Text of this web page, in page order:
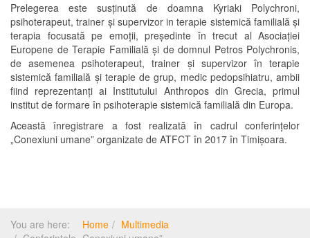
Prelegerea este susținută de doamna Kyriaki Polychroni,
psihoterapeut, trainer și supervizor in terapie sistemică familială și
terapia focusată pe emoții, președinte în trecut al Asociației
Europene de Terapie Familială și de domnul Petros Polychronis,
de asemenea psihoterapeut, trainer și supervizor în terapie
sistemică familială și terapie de grup, medic pedopsihiatru, ambii
fiind reprezentanți ai Institutului Anthropos din Grecia, primul
institut de formare în psihoterapie sistemică familială din Europa.
Această înregistrare a fost realizată în cadrul conferințelor
„Conexiuni umane” organizate de ATFCT în 2017 în Timișoara.
You are here: Home
Multimedia